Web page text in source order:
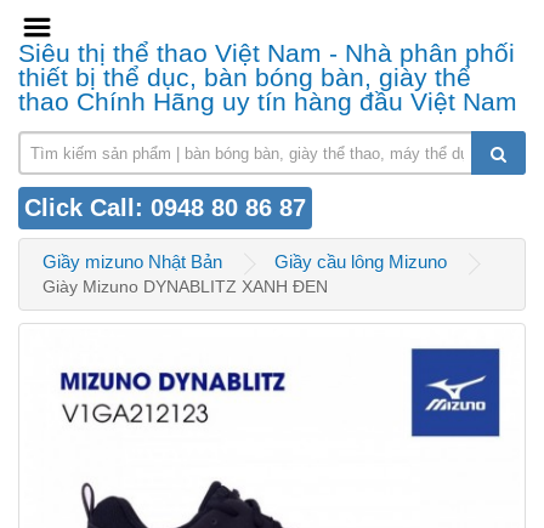
Siêu thị thể thao Việt Nam - Nhà phân phối
thiết bị thể dục, bàn bóng bàn, giày thể
thao Chính Hãng uy tín hàng đầu Việt Nam
Click Call: 0948 80 86 87
Giầy mizuno Nhật Bản Giầy cầu lông Mizuno
Giày Mizuno DYNABLITZ XANH ĐEN